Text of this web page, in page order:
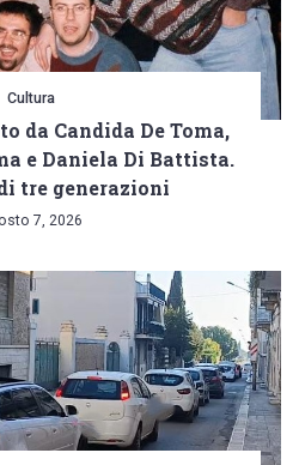
Cultura
da Candida De Toma,
e Daniela Di Battista.
tre generazioni
7, 2026